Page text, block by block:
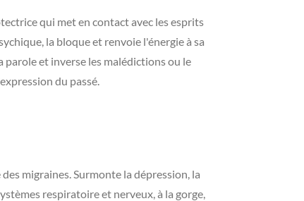
qui met en contact avec les esprits
la bloque et renvoie l'énergie à sa
parole et inverse les malédictions ou le
du passé.
migraines. Surmonte la dépression, la
respiratoire et nerveux, à la gorge,